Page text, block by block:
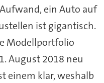
ein Auto auf
ist gigantisch.
Modellportfolio
August 2018 neu
einem klar, weshalb